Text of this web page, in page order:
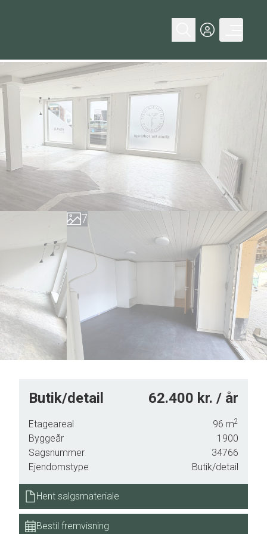
2
3
4
5
7
9
Butik/detail 62.400 kr. / år
Etageareal 96 m2
Byggeår
1900
Sagsnummer
34766
Ejendomstype
Butik/detail
Hent salgsmateriale
Bestil fremvisning